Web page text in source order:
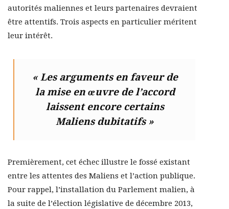
autorités maliennes et leurs partenaires devraient
être attentifs. Trois aspects en particulier méritent
leur intérêt.
« Les arguments en faveur de
la mise en œuvre de l’accord
laissent encore certains
Maliens dubitatifs »
Premièrement, cet échec illustre le fossé existant
entre les attentes des Maliens et l’action publique.
Pour rappel, l’installation du Parlement malien, à
la suite de l’élection législative de décembre 2013,